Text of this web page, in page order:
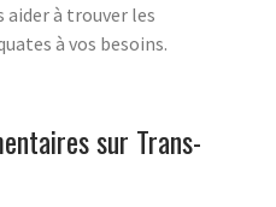
aider à trouver les
à vos besoins.
sur Trans-